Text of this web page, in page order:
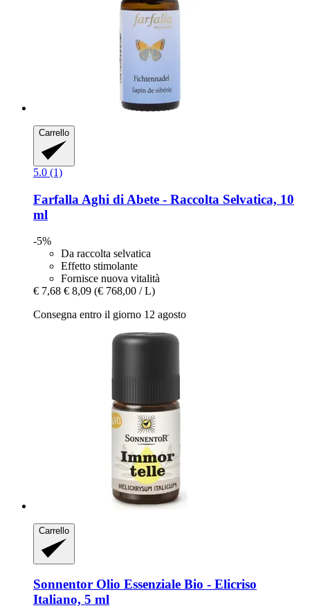
Carrello
5.0 (1)
Farfalla Aghi di Abete -​ Raccolta Selvatica, 10
ml
-5%
Da raccolta selvatica
Effetto stimolante
Fornisce nuova vitalità
€ 7,68 € 8,09 (€ 768,00 / L)
Consegna entro il giorno 12 agosto
Carrello
Sonnentor Olio Essenziale Bio -​ Elicriso
Italiano, 5 ml